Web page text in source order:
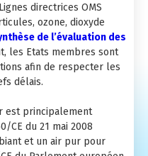
et énergie
directrices OMS
ozone, dioxyde
de l’évaluation des
les Etats membres sont
afin de respecter les
délais.
est principalement
CE du 21 mai 2008
et un air pur pour